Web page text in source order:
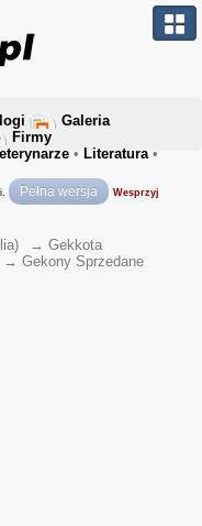
Galeria
Firmy
• Literatura•
Pełna wersja Wesprzyj
→ Gekkota
→ Gekony Sprzedane